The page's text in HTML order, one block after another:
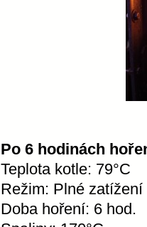
Po 6 hodinách
Teplota kotle: 79°C
Režim: Plné zatížení
Doba hoření: 6 hod.